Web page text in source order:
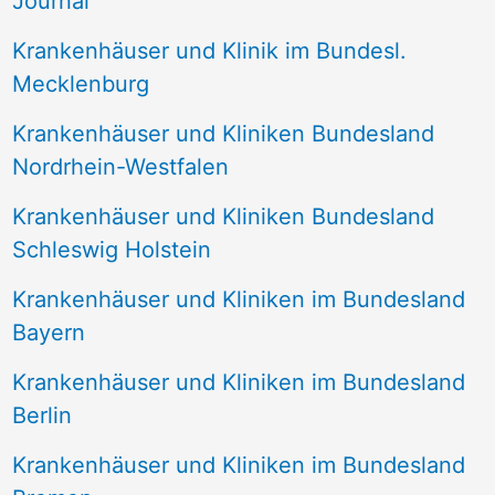
c
:
Krankenhäuser und Klinik im Bundesl.
Mecklenburg
Krankenhäuser und Kliniken Bundesland
Nordrhein-Westfalen
Krankenhäuser und Kliniken Bundesland
Schleswig Holstein
Krankenhäuser und Kliniken im Bundesland
Bayern
Krankenhäuser und Kliniken im Bundesland
Berlin
Krankenhäuser und Kliniken im Bundesland